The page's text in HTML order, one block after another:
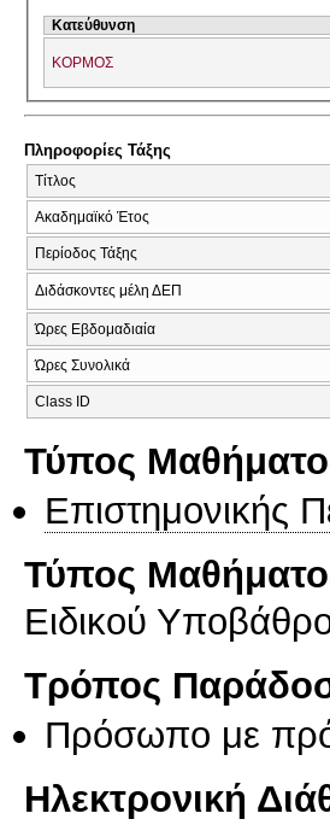
Κατεύθυνση
ΚΟΡΜΟΣ
Πληροφορίες Τάξης
Τίτλος
Ακαδημαϊκό Έτος
Περίοδος Τάξης
Διδάσκοντες μέλη ΔΕΠ
Ώρες Εβδομαδιαία
Ώρες Συνολικά
Class ID
Τύπος
Επιστημονικής
Τύπος
Ειδικού
Τρόπος
Πρόσωπο με
Ηλεκτρονική